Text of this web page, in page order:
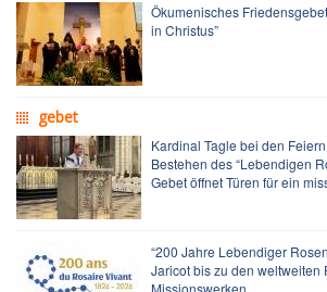
Ökumenisches
in Christus”
gebet
Kardinal Tagle bei den
Bestehen des “Lebendigen
Gebet öffnet Türen für ein
“200 Jahre Lebendiger
Jaricot bis zu den weltweiten
Missionswerken